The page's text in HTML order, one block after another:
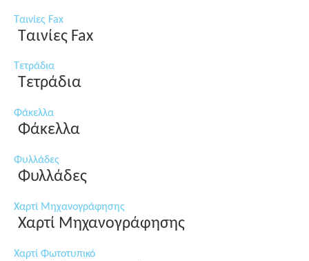
Ταινίες Fax
Ταινίες Fax
Τετράδια
Τετράδια
Φάκελλα
Φάκελλα
Φυλλάδες
Φυλλάδες
Χαρτί Μηχανογράφησης
Χαρτί Μηχανογράφησης
Χαρτί Φωτοτυπικό